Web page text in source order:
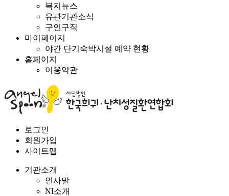
복지뉴스
유관기관소식
구인구직
마이페이지
야간 단기숙박시설 예약 현황
홈페이지
이용약관
로그인
회원가입
사이트맵
기관소개
인사말
NI소개